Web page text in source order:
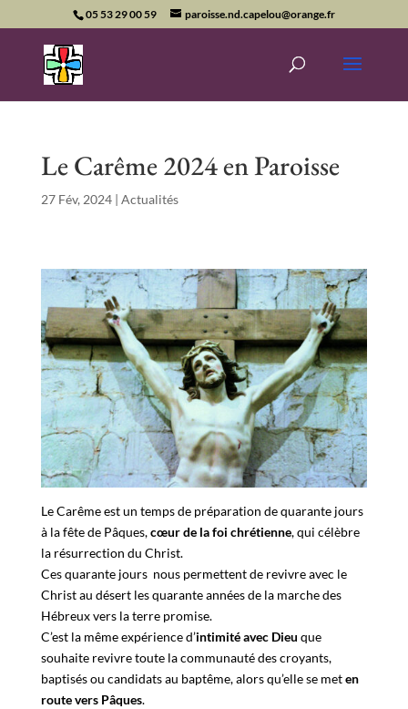
05 53 29 00 59 paroisse.nd.capelou@orange.fr
Le Carême 2024 en Paroisse
27 Fév, 2024| Actualités
Le Carême est un temps de préparation de quarante jours
à la fête de Pâques,cœur de la foi chrétienne, qui célèbre
la résurrection du Christ.
Ces quarante jours nous permettent de revivre avec le
Christ au désert les quarante années de la marche des
Hébreux vers la terre promise.
C’est la même expérience d’intimité avec Dieu que
souhaite revivre toute la communauté des croyants,
baptisés ou candidats au baptême, alors qu’elle se meten
route vers Pâques.